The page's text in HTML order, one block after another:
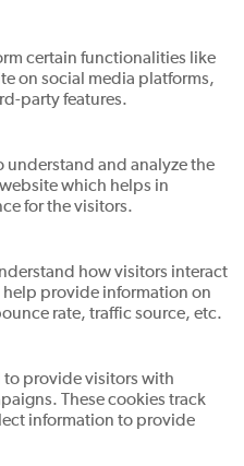
certain functionalities like
on social media platforms,
party features.
understand and analyze the
which helps in
for the visitors.
how visitors interact
provide information on
rate, traffic source, etc.
to provide visitors with
These cookies track
information to provide